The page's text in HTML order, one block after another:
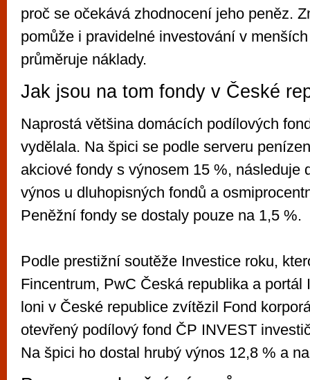
proč se očekává zhodnocení jeho peněz.
pomůže i pravidelné investování v
průměruje náklady.
Jak jsou na tom fondy v České
Naprostá většina domácích podílových
vydělala. Na špici se podle serveru
akciové fondy s výnosem 15 %, následuje
výnos u dluhopisných fondů a
Peněžní fondy se dostaly pouze na 1,5 %.
Podle prestižní soutěže Investice roku,
Fincentrum, PwC Česká republika a portál
loni v České republice zvítězil Fond
otevřený podílový fond ČP INVEST
Na špici ho dostal hrubý výnos 12,8 % a